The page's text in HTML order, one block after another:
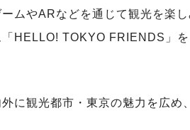
ムやARなどを通じて観光を楽
HELLO! TOKYO FRIENDS」
に観光都市・東京の魅力を広め